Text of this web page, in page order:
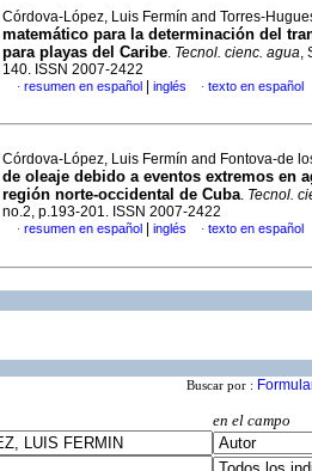
Córdova-López, Luis Fermín and Torres-
matemático para la determinación del
para playas del Caribe. Tecnol. cienc. agua,
140. ISSN 2007-2422
· resumen en español inglés · texto en español
Córdova-López, Luis Fermín and Fontova-de
de oleaje debido a eventos extremos en
región norte-occidental de Cuba. Tecnol.
no.2, p.193-201. ISSN 2007-2422
· resumen en español inglés · texto en español
Buscar por :
en el campo